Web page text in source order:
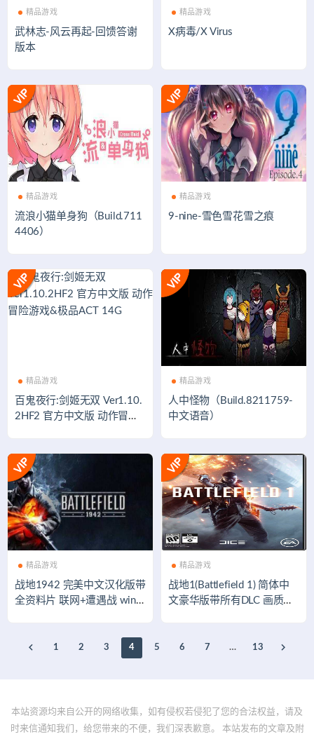
精品游戏
武林志-风云再起-回馈答谢
版本
精品游戏
X病毒/X Virus
精品游戏
流浪小猫单身狗（Build.711
4406）
精品游戏
9-nine-雪色雪花雪之痕
精品游戏
百鬼夜行:剑姬无双 Ver1.10.
2HF2 官方中文版 动作冒险
精品游戏
人中怪物（Build.8211759-
中文语音）
精品游戏
战地1942 完美中文汉化版带
全资料片 联网+遭遇战 win7
精品游戏
战地1(Battlefield 1) 简体中
文豪华版带所有DLC 画质增
1 2 3 4 5 6 7 … 13
本站资源均来自公开的网络收集，如有侵权若侵犯了您的合法权益，请及
时来信通知我们，给您带来的不便，我们深表歉意。 本站发布的文章及附